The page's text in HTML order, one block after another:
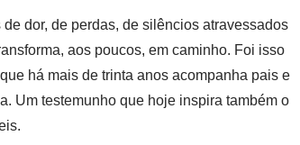
dor, de perdas, de silêncios atravessados
aos poucos, em caminho. Foi isso
há mais de trinta anos acompanha pais e
Um testemunho que hoje inspira também o